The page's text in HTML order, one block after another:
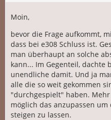
Moin,
bevor die Frage aufkommt,
dass bei e308 Schluss ist.
man überhaupt an solche
kann... Im Gegenteil, dachte
unendliche damit. Und ja
alle die so weit gekommen
"durchgespielt" haben.
möglich das anzupassen
steigen zu lassen.